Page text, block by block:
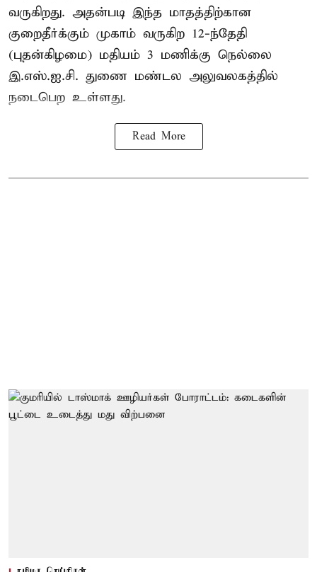
வருகிறது. அதன்படி இந்த மாதத்திற்கான
குறைதீர்க்கும் முகாம் வருகிற 12-ந்தேதி
(புதன்கிழமை) மதியம் 3 மணிக்கு நெல்லை
இ.எஸ்.ஐ.சி. துணை மண்டல அலுவலகத்தில்
நடைபெற உள்ளது.
Read More